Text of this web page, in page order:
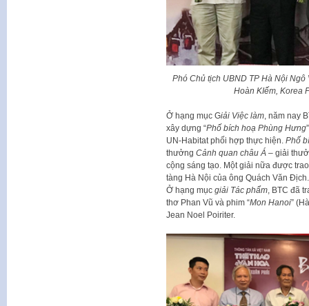
Phó Chủ tịch UBND TP Hà Nội
Hoàn KIếm, Korea
Ở hạng mục Giải Việc làm, năm nay
xây dựng “Phố bích hoạ Phùng Hưng
UN-Habitat phối hợp thực hiện. Phố
thưởng Cảnh quan châu Á– giải
cộng sáng tạo. Một giải nữa được
tàng Hà Nội của ông Quách Văn Địch.
Ở hạng mục giải Tác phẩm, BTC đã
thơ Phan Vũ và phim “Mon Hanoi”
Jean Noel Poiriter.